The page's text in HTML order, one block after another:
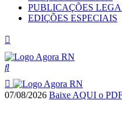
PUBLICAÇÕES
EDIÇÕES ESPECIAIS
07/08/2026 Baixe AQUI o